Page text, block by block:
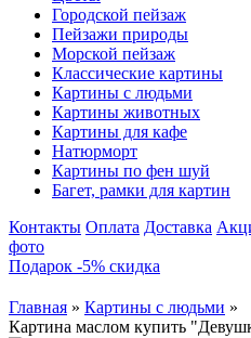
Городской пейзаж
Пейзажи природы
Морской пейзаж
Классические картины
Картины с людьми
Картины животных
Картины для кафе
Натюрморт
Картины по фен шуй
Багет, рамки для картин
Контакты Оплата Доставка
фото
Подарок -5% скидка
Главная » Картины с людьми »
Картина маслом купить